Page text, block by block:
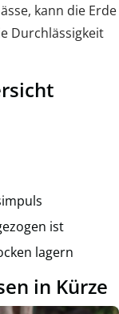
kann die Erde
Durchlässigkeit
ist
lagern
in Kürze